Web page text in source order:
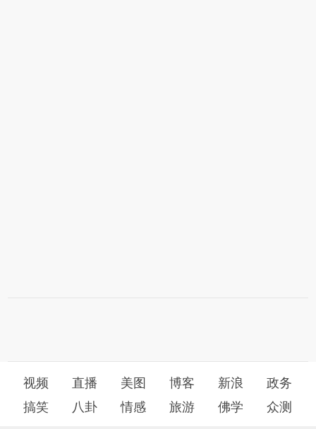
视频 直播 美图 博客 新浪
政务
搞笑
八卦 情感 旅游 佛学 众测